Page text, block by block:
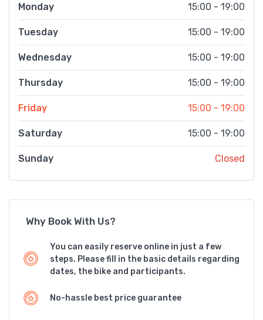
Monday 15:00 - 19:00
Tuesday 15:00 - 19:00
Wednesday 15:00 - 19:00
Thursday 15:00 - 19:00
Friday 15:00 - 19:00
Saturday 15:00 - 19:00
Sunday Closed
Why Book With Us?
You can easily reserve online in just a few
steps. Please fill in the basic details regarding
dates, the bike and participants.
No-hassle best price guarantee